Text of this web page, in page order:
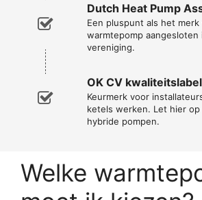
Dutch Heat Pump
Een pluspunt als het merk
warmtepomp aangesloten
vereniging.
OK CV kwaliteitslabel
Keurmerk voor
ketels werken. Let hier
hybride pompen.
Welke